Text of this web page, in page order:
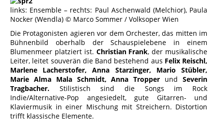
links: Ensemble – rechts: Paul Aschenwald (Melchior), Paula
Nocker (Wendla) © Marco Sommer / Volksoper Wien
Die Protagonisten agieren vor dem Orchester, das mitten im
Bühnenbild oberhalb der Schauspielebene in einem
Blumenmeer platziert ist. Christian Frank, der musikalische
Leiter, leitet souverän die Band bestehend aus Felix Reischl,
Marlene Lacherstofer, Anna Starzinger, Mario Stübler,
Marie Alma Mala Schmidt, Anna Tropper undSeverin
Tragbacher. Stilistisch sind die Songs im Rock
Indie/Alternative-Pop angesiedelt, gute Gitarren- und
Klaviermusik in einer Mischung mit Streichern. Distortion
trifft klassische Elemente.